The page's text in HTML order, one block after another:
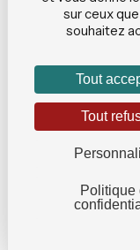
Le droit de
Le
Borboleta
sur ceux
souhaitez
Tout
Tout
Politique